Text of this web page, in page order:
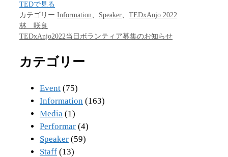
TEDで見る
カテゴリー Information、 Speaker、 TEDxAnjo 2022
林 咲良
TEDxAnjo2022当日ボランティア募集のお知らせ
カテゴリー
Event (75)
Information (163)
Media (1)
Performar (4)
Speaker (59)
Staff (13)